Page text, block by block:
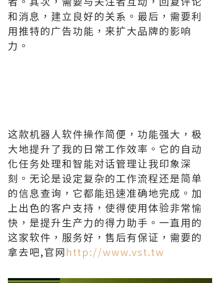
和消息，建立良好的关系。最后，需要利
用推特的广告功能，来扩大品牌的影响
力。
这款机器人软件操作简便，功能强大，极
大地提升了我的日常工作效率。它的自动
化任务处理和智能对话管理让我印象深
刻。无论是设定复杂的工作流程还是简单
的信息查询，它都能迅速准确地完成。加
上出色的客户支持，使得使用体验非常愉
快，是提升生产力的得力助手。一直用的
这家软件，服务好，售后有保证，需要的
拿去吧,官网http://www.vst.tw